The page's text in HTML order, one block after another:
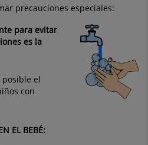
precauciones especiales:
para evitar
es la
posible el
con
EL BEBÉ: